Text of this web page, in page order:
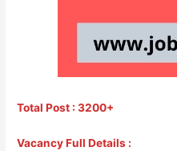
Total Post : 3200+
Vacancy Full Details :